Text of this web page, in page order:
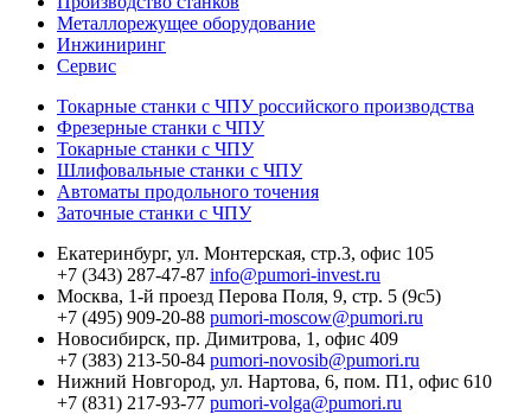
Металлорежущее оборудование
Инжиниринг
Сервис
Токарные станки с ЧПУ российского производства
Фрезерные станки с ЧПУ
Токарные станки с ЧПУ
Шлифовальные станки с ЧПУ
Автоматы продольного точения
Заточные станки с ЧПУ
Екатеринбург, ул. Монтерская, стр.3, офис 105
+7 (343) 287-47-87 info@pumori-invest.ru
Москва, 1-й проезд Перова Поля, 9, стр. 5 (9с5)
+7 (495) 909-20-88 pumori-moscow@pumori.ru
Новосибирск, пр. Димитрова, 1, офис 409
+7 (383) 213-50-84 pumori-novosib@pumori.ru
Нижний Новгород, ул. Нартова, 6, пом. П1, офис 610
+7 (831) 217-93-77 pumori-volga@pumori.ru